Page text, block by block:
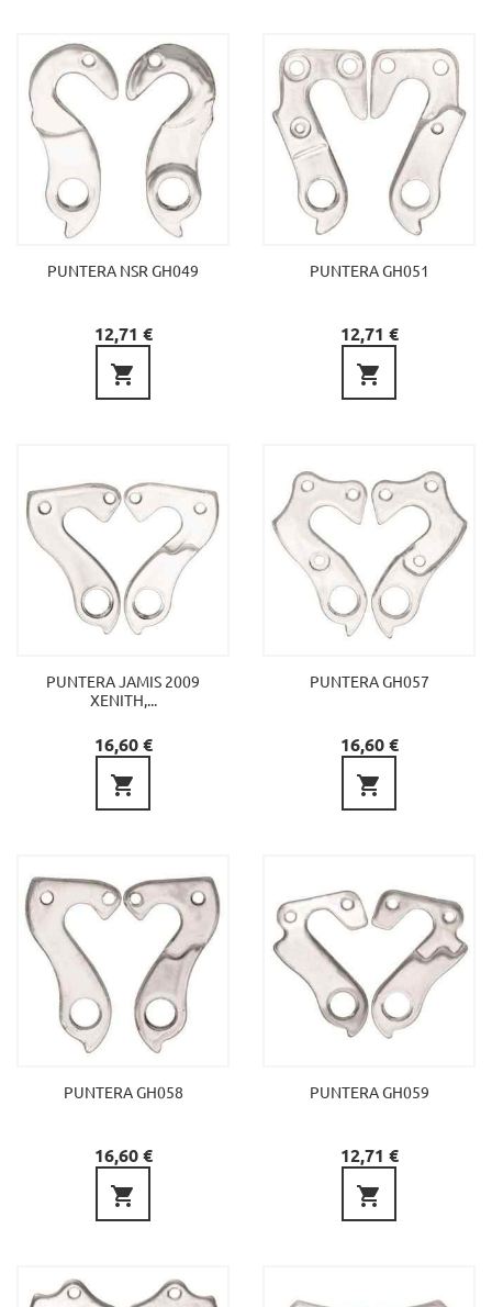
PUNTERA NSR GH049
Preu
12,71 €

PUNTERA GH051
Preu
12,71 €

PUNTERA JAMIS 2009
XENITH,...
Preu
16,60 €

PUNTERA GH057
Preu
16,60 €

PUNTERA GH058
Preu
16,60 €

PUNTERA GH059
Preu
12,71 €
